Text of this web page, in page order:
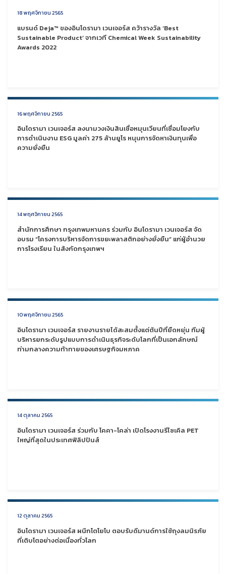
18 พฤศจิกายน 2565
แบรนด์ Deja™ ของอินโดรามา เวนเจอร์ส คว้ารางวัล ‘Best
Sustainable Product’ จากเวที Chemical Week Sustainability
Awards 2022
16 พฤศจิกายน 2565
อินโดรามา เวนเจอร์ส ลงนามวงเงินสินเชื่อหมุนเวียนที่เชื่อมโยงกับ
การดำเนินงาน ESG มูลค่า 275 ล้านยูโร หนุนการจัดหาเงินทุนเพื่อ
ความยั่งยืน
14 พฤศจิกายน 2565
สำนักการศึกษา กรุงเทพมหานคร ร่วมกับ อินโดรามา เวนเจอร์ส จัด
อบรม “โครงการบริหารจัดการขยะพลาสติกอย่างยั่งยืน” แก่ผู้อำนวย
การโรงเรียน ในสังกัดกรุงเทพฯ
10 พฤศจิกายน 2565
อินโดรามา เวนเจอร์ส รายงานรายได้สะสมตั้งแต่ต้นปีที่ยืดหยุ่น ทีมผู้
บริหารยกระดับรูปแบบการดำเนินธุรกิจระดับโลกที่เป็นเอกลักษณ์
ท่ามกลางความท้าทายของเศรษฐกิจมหภาค
14 ตุลาคม 2565
อินโดรามา เวนเจอร์ส ร่วมกับ โคคา-โคล่า เปิดโรงงานรีไซเคิล PET
ใหญ่ที่สุดในประเทศฟิลิปปินส์
12 ตุลาคม 2565
อินโดรามา เวนเจอร์ส ผนึกโตโยโบ ตอบรับดีมานด์การใช้ถุงลมนิรภัย
ที่เติบโตอย่างต่อเนื่องทั่วโลก